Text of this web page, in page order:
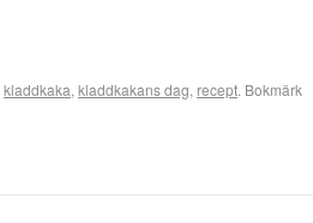
kladdkaka, kladdkakans dag, recept. Bokmärk